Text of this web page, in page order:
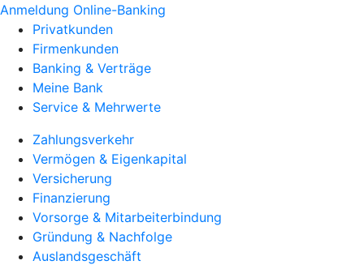
Anmeldung Online-Banking
Privatkunden
Firmenkunden
Banking & Verträge
Meine Bank
Service & Mehrwerte
Zahlungsverkehr
Vermögen & Eigenkapital
Versicherung
Finanzierung
Vorsorge & Mitarbeiterbindung
Gründung & Nachfolge
Auslandsgeschäft